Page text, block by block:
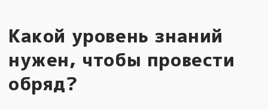
Какой уровень знаний
нужен, чтобы провести
обряд?